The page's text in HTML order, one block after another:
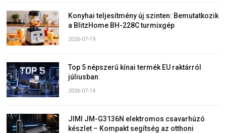
Konyhai teljesítmény új szinten: Bemutatkozik
a BlitzHome BH-228C turmixgép
2026-07-19
Top 5 népszerű kínai termék EU raktárról
júliusban
2026-07-14
JIMI JM-G3136N elektromos csavarhúzó
készlet – Kompakt segítség az otthoni